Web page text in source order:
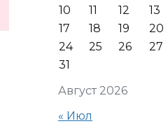
Август 2026
10
11 12 13
17
18 19 20
24
25 26 27
31
« Июл